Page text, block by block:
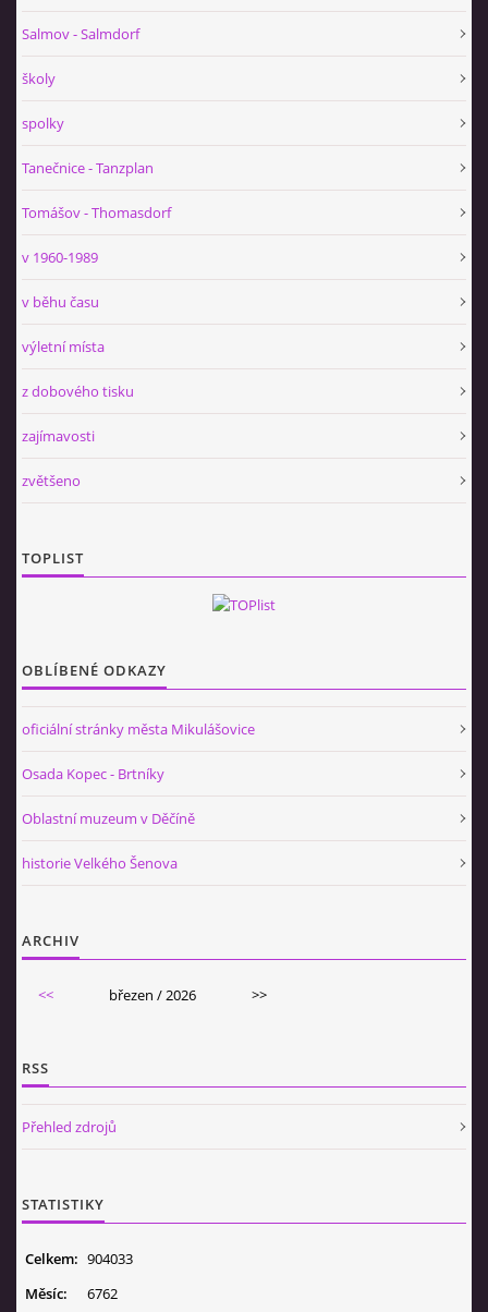
Salmov - Salmdorf
školy
spolky
Tanečnice - Tanzplan
Tomášov - Thomasdorf
v 1960-1989
v běhu času
výletní místa
z dobového tisku
zajímavosti
zvětšeno
TOPLIST
OBLÍBENÉ ODKAZY
oficiální stránky města Mikulášovice
Osada Kopec - Brtníky
Oblastní muzeum v Děčíně
historie Velkého Šenova
ARCHIV
<< březen / 2026 >>
RSS
Přehled zdrojů
STATISTIKY
Celkem: 904033
Měsíc:
6762